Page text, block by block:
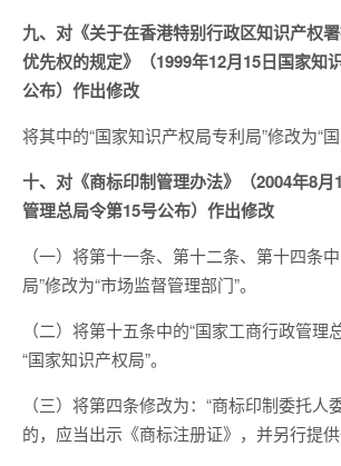
九、对《关于在香港特别行政区知识产权
优先权的规定》（1999年12月15日国家知
公布）作出修改
将其中的“国家知识产权局专利局”修改为“国
十、对《商标印制管理办法》（2004年8
管理总局令第15号公布）作出修改
（一）将第十一条、第十二条、第十四条
局”修改为“市场监督管理部门”。
（二）将第十五条中的“国家工商行政管理
“国家知识产权局”。
（三）将第四条修改为：“商标印制委托人
的，应当出示《商标注册证》，并另行提供